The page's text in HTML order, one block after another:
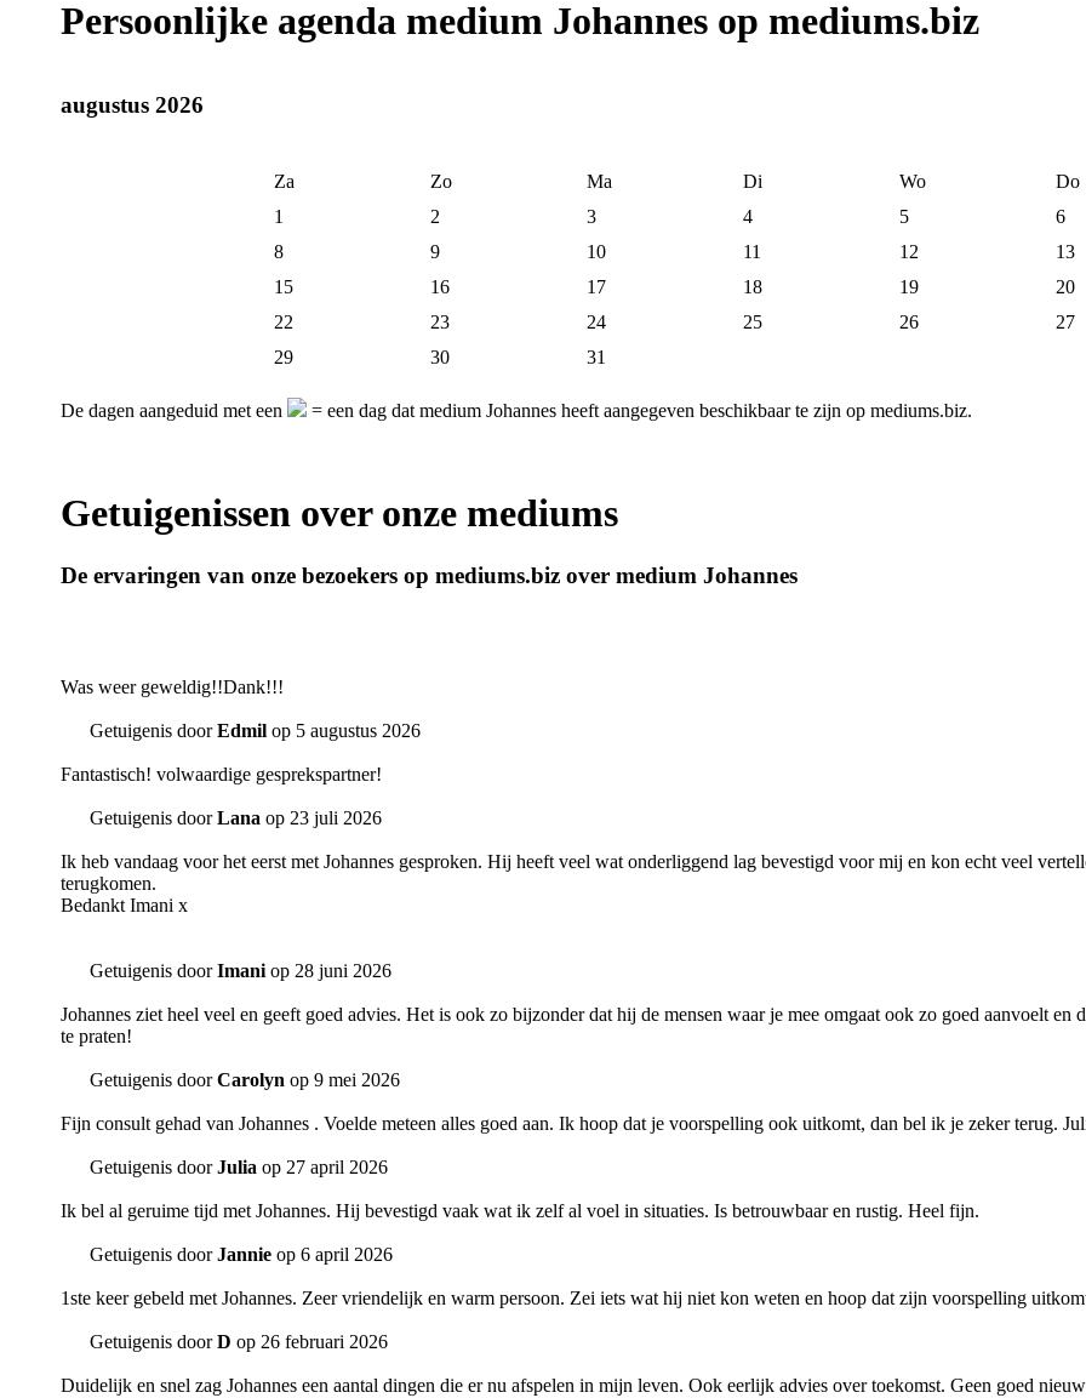
Persoonlijke agenda medium Johannes op mediums.biz
augustus 2026
Za Zo Ma Di Wo
Do
1
2 3 4 5
6
8
9 10 11 12
13
15
16 17 18 19
20
22
23 24 25 26
27
29
30 31
De dagen aangeduid met een = een dag dat medium Johannes heeft aangegeven beschikbaar te zijn op mediums.biz.
Getuigenissen over onze mediums
De ervaringen van onze bezoekers op mediums.biz over medium Johannes
Was weer geweldig!!Dank!!!
Getuigenis doorEdmil op 5 augustus 2026
Fantastisch! volwaardige gesprekspartner!
Getuigenis doorLana op 23 juli 2026
Ik heb vandaag voor het eerst met Johannes gesproken. Hij heeft veel wat onderliggend lag bevestigd voor mij en kon echt veel
terugkomen.
Bedankt Imani x
Getuigenis doorImani op 28 juni 2026
Johannes ziet heel veel en geeft goed advies. Het is ook zo bijzonder dat hij de mensen waar je mee omgaat ook zo goed aanvoelt
te praten!
Getuigenis doorCarolyn op 9 mei 2026
Fijn consult gehad van Johannes . Voelde meteen alles goed aan. Ik hoop dat je voorspelling ook uitkomt, dan bel ik je zeker terug.
Getuigenis doorJulia op 27 april 2026
Ik bel al geruime tijd met Johannes. Hij bevestigd vaak wat ik zelf al voel in situaties. Is betrouwbaar en rustig. Heel fijn.
Getuigenis doorJannie op 6 april 2026
1ste keer gebeld met Johannes. Zeer vriendelijk en warm persoon. Zei iets wat hij niet kon weten en hoop dat zijn voorspelling
Getuigenis doorD op 26 februari 2026
Duidelijk en snel zag Johannes een aantal dingen die er nu afspelen in mijn leven. Ook eerlijk advies over toekomst. Geen goed